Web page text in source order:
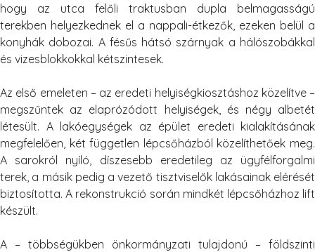
hogy az utca felőli traktusban dupla belmagasságú
terekben helyezkednek el a nappali-étkezők, ezeken belül a
konyhák dobozai. A fésűs hátsó szárnyak a hálószobákkal
és vizesblokkokkal kétszintesek.
Az első emeleten – az eredeti helyiségkiosztáshoz közelítve –
megszűntek az elaprózódott helyiségek, és négy albetét
létesült. A lakóegységek az épület eredeti kialakításának
megfelelően, két független lépcsőházból közelíthetőek meg.
A sarokról nyíló, díszesebb eredetileg az ügyfélforgalmi
terek, a másik pedig a vezető tisztviselők lakásainak elérését
biztosította. A rekonstrukció során mindkét lépcsőházhoz lift
készült.
A – többségükben önkormányzati tulajdonú – földszinti